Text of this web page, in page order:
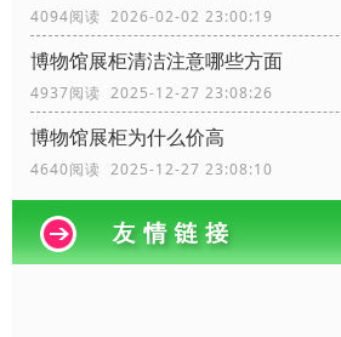
4094阅读 2026-02-02 23:00:19
博物馆展柜清洁注意哪些方面
4937阅读 2025-12-27 23:08:26
博物馆展柜为什么价高
4640阅读 2025-12-27 23:08:10